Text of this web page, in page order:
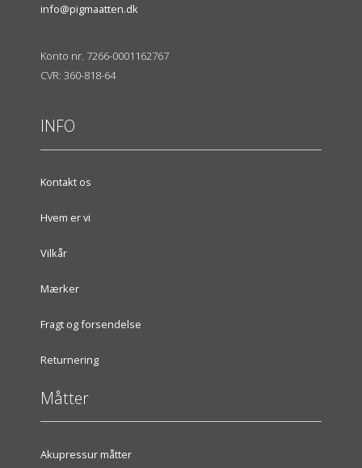
info@pigmaatten.dk
Konto nr. 7266-0001162767
CVR: 360-818-64
INFO
Kontakt os
Hvem er vi
Vilkår
Mærker
Fragt og forsendelse
Returnering
Måtter
Akupressur måtter